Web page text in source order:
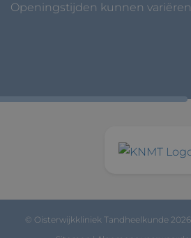
Openingstijden kunnen
© Oisterwijkkliniek Tandheelkunde 2026